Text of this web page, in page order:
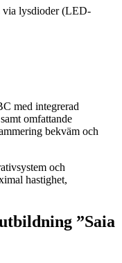
via lysdioder (LED-
med integrerad
omfattande
bekväm och
och
hastighet,
”Saia